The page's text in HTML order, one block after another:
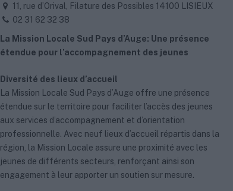
11, rue d’Orival, Filature des Possibles 14100 LISIEUX
02 31 62 32 38
La Mission Locale Sud Pays d’Auge: Une présence
étendue pour l’accompagnement des jeunes
Diversité des lieux d’accueil
La Mission Locale Sud Pays d’Auge offre une présence
étendue sur le territoire pour faciliter l’accès des jeunes
aux services d’accompagnement et d’orientation
professionnelle. Avec neuf lieux d’accueil répartis dans la
région, la Mission Locale assure une proximité avec les
jeunes de différents secteurs, renforçant ainsi son
engagement à leur apporter un soutien sur mesure.